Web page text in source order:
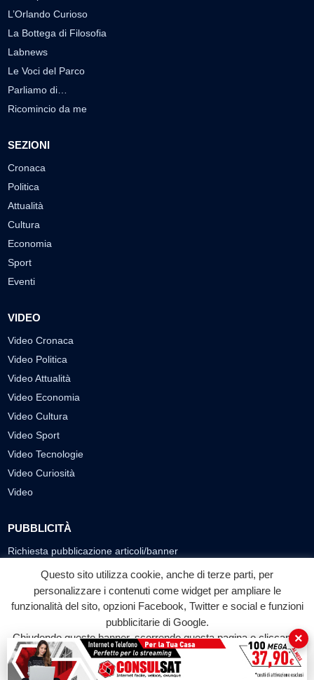
L’Orlando Curioso
La Bottega di Filosofia
Labnews
Le Voci del Parco
Parliamo di…
Ricomincio da me
SEZIONI
Cronaca
Politica
Attualità
Cultura
Economia
Sport
Eventi
VIDEO
Video Cronaca
Video Politica
Video Attualità
Video Economia
Video Cultura
Video Sport
Video Tecnologie
Video Curiosità
Video
PUBBLICITÀ
Richiesta pubblicazione articoli/banner
SEGUICI SUI SOCIAL
f
Facebook
◎ ▶
YouTube
© 2026 LABTV - Tutti i diritti riservati
Questo sito utilizza cookie, anche di terze parti, per
personalizzare i contenuti come widget per ampliare le
funzionalità del sito, opzioni Facebook, Twitter e social e funzioni
pubblicitarie di Google.
Chiudendo questo banner, scorrendo questa pagina o cliccando
su qualunque suo elemento acconsenti all'uso dei cookie.
Accetta
×